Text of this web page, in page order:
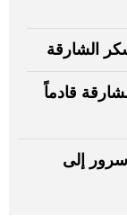
قادماً
سرور إلى